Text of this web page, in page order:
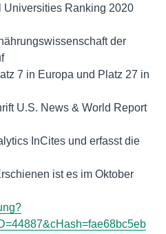
Universities Ranking 2020
der
7 in Europa und Platz 27 in
U.S. News & World Report
InCites und erfasst die
ist es im Oktober